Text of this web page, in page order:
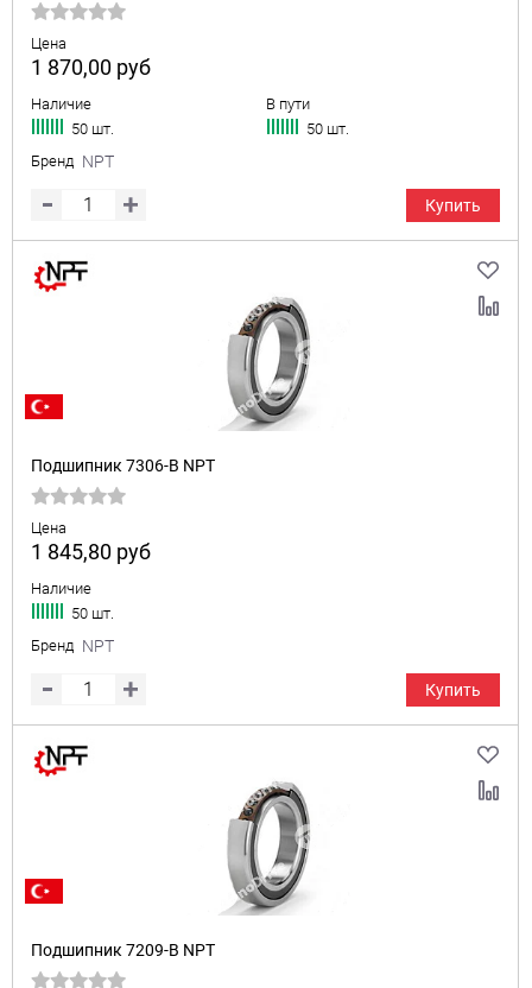
Цена
1 870,00 руб
Наличие
50 шт.
В пути
50 шт.
Бренд NPT
Купить
Подшипник 7306-B NPT
Цена
1 845,80 руб
Наличие
50 шт.
Бренд NPT
Купить
Подшипник 7209-B NPT